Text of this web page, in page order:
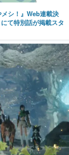
メシ！』Web連載決
て特別話が掲載スタ